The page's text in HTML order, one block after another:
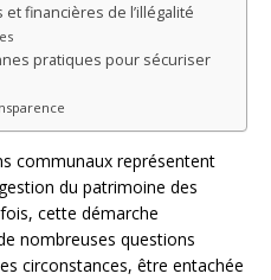
financières de l’illégalité
pratiques pour sécuriser
communaux représentent
du patrimoine des
cette démarche
nombreuses questions
circonstances, être entachée